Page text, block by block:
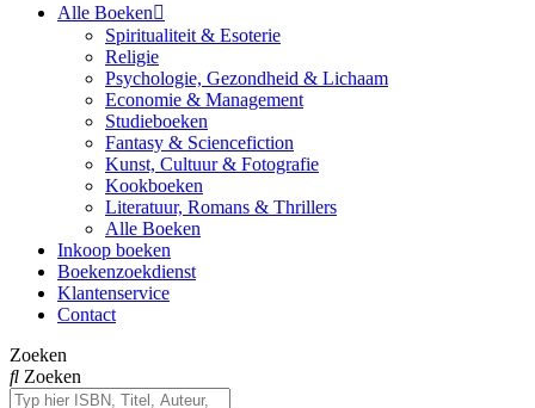
Alle Boeken
Spiritualiteit & Esoterie
Religie
Psychologie, Gezondheid & Lichaam
Economie & Management
Studieboeken
Fantasy & Sciencefiction
Kunst, Cultuur & Fotografie
Kookboeken
Literatuur, Romans & Thrillers
Alle Boeken
Inkoop boeken
Boekenzoekdienst
Klantenservice
Contact
Zoeken
Zoeken